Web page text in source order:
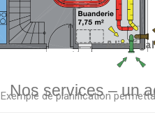
A lire
Nos services – un
Exemple de planification